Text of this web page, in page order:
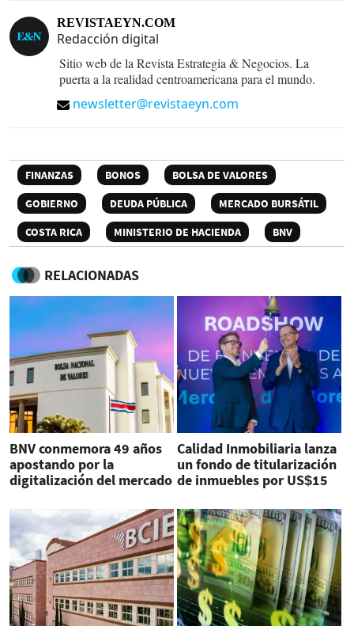
REVISTAEYN.COM
Redacción digital
Sitio web de la Revista Estrategia & Negocios. La
puerta a la realidad centroamericana para el mundo.
newsletter@revistaeyn.com
FINANZAS BONOS
BOLSA DE VALORES
GOBIERNO
DEUDA PÚBLICA
MERCADO BURSÁTIL
COSTA RICA
MINISTERIO DE HACIENDA BNV
RELACIONADAS
BNV conmemora 49 años
apostando por la
digitalización del mercado
Calidad Inmobiliaria lanza
un fondo de titularización
de inmuebles por US$15